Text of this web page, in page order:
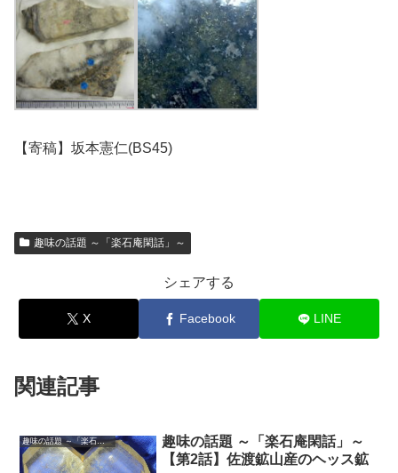
【寄稿】坂本憲仁(BS45)
趣味の話題 ～「楽石庵閑話」～
シェアする
X Facebook LINE
関連記事
趣味の話題 ～「楽石庵閑話」～
趣味の話題 ～「楽石庵閑話」～
【第2話】佐渡鉱山産のヘッス鉱